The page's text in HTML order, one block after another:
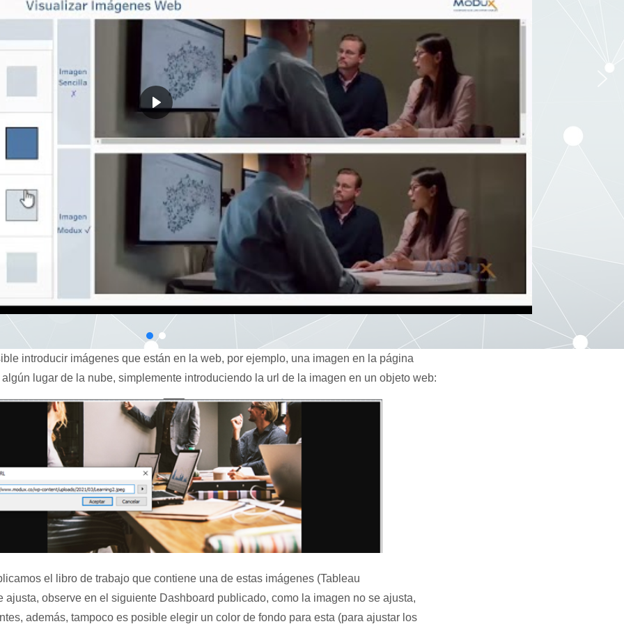
introducir imágenes que están en la web, por ejemplo, una imagen en la página
lugar de la nube, simplemente introduciendo la url de la imagen en un objeto web:
el libro de trabajo que contiene una de estas imágenes (Tableau
ajusta, observe en el siguiente Dashboard publicado, como la imagen no se ajusta,
además, tampoco es posible elegir un color de fondo para esta (para ajustar los